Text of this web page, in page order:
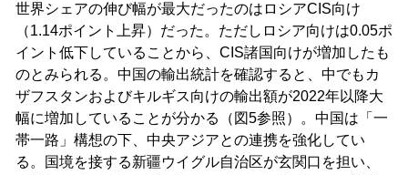
世界シェアの伸び幅が最大だったのはロシアCIS向け
（1.14ポイント上昇）だった。ただしロシア向けは0.05ポ
イント低下していることから、CIS諸国向けが増加したも
のとみられる。中国の輸出統計を確認すると、中でもカ
ザフスタンおよびキルギス向けの輸出額が2022年以降大
幅に増加していることが分かる（図5参照）。中国は「一
帯一路」構想の下、中央アジアとの連携を強化してい
る。国境を接する新疆ウイグル自治区が玄関口を担い、